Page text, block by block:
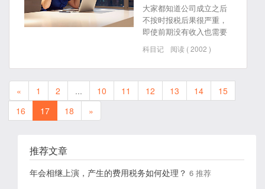
大家都知道公司成立之后
不按时报税后果很严重，
即使前期没有收入也需要
做0申报，且不能长期作零
申报。但对于记账就有疑
惑了，是不是可以不用记
账只要报税就行了？
科目记 阅读 ( 2002 )
« 1 2 ... 10 11 12 13 14
15
16
17 18 »
推荐文章
年会相继上演，产生的费用税务如何处理？ 6 推荐